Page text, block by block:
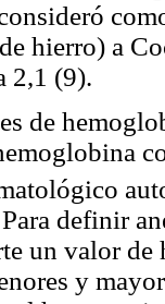
hierro) a
2,1 (9).
de
definir
un valor
y